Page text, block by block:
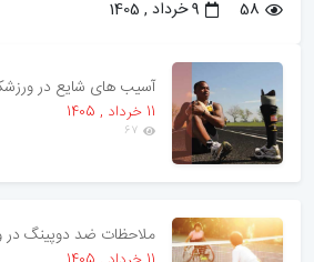
58 9 خرداد , 1405
آسیب های شایع در
11 خرداد , 1405
67
ملاحظات ضد دوپینگ در